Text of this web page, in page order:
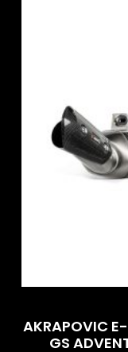
AKRAPOVIC E-
GS